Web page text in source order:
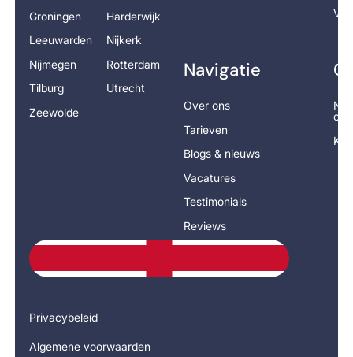
Groningen
Harderwijk
Leeuwarden
Nijkerk
Nijmegen
Rotterdam
Tilburg
Utrecht
Zeewolde
Navigatie
Over ons
Tarieven
Blogs & nieuws
Vacatures
Testimonials
Reviews
op
Privacybeleid
Algemene voorwaarden